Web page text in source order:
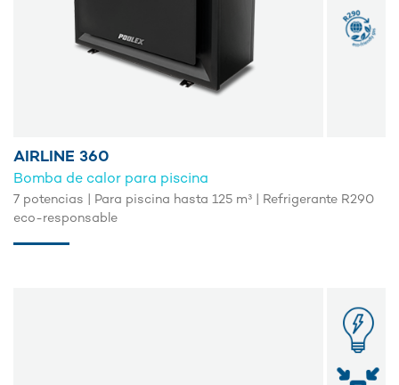
AIRLINE 360
Bomba de calor para piscina
7 potencias | Para piscina hasta 125 m³ | Refrigerante R290
eco-responsable